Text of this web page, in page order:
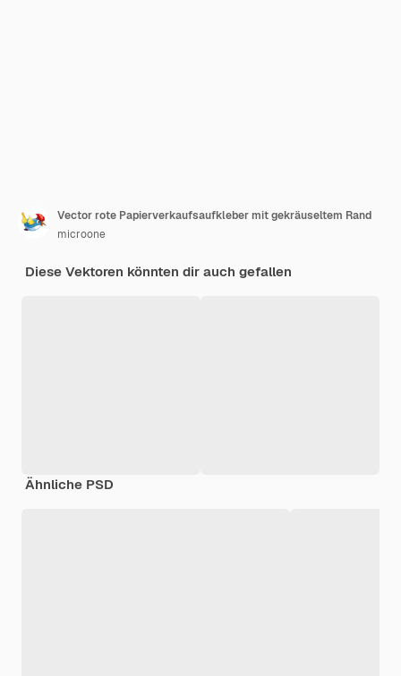
Vector rote Papierverkaufsaufkleber mit gekräuseltem Rand
microone
Diese Vektoren könnten dir auch gefallen
Ähnliche PSD